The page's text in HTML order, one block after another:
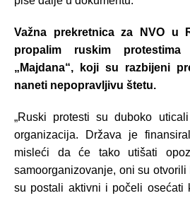
Važna prekretnica za NVO u
propalim ruskim
„Majdana“, koji su razbijeni
naneti nepopravljivu štetu.
„Ruski protesti su duboko
organizacija. Država je
misleći da će tako utišati
samoorganizovanje, oni su
su postali aktivni i počeli osećati